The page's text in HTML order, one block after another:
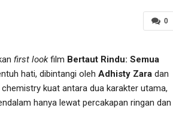
0
first lookfilm Bertaut Rindu: Semua
hati, dibintangi oleh Adhisty Zara dan
kuat antara dua karakter utama,
hanya lewat percakapan ringan dan